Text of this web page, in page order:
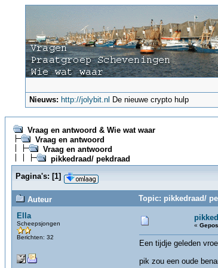
Nieuws: http://jolybit.nl De nieuwe crypto hulp
Vraag en antwoord & Wie wat waar
Vraag en antwoord
Vraag en antwoord
pikkedraad/ pekdraad
Pagina's: [1]
Auteur
Topic: pikkedraad/
Ella
Scheepsjongen
Berichten: 32
«
Een tijdje geleden
pik zou een oude